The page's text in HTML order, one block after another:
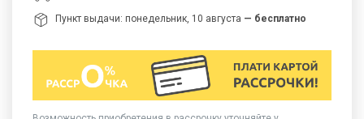
Пункт выдачи: понедельник, 10 августа — бесплатно